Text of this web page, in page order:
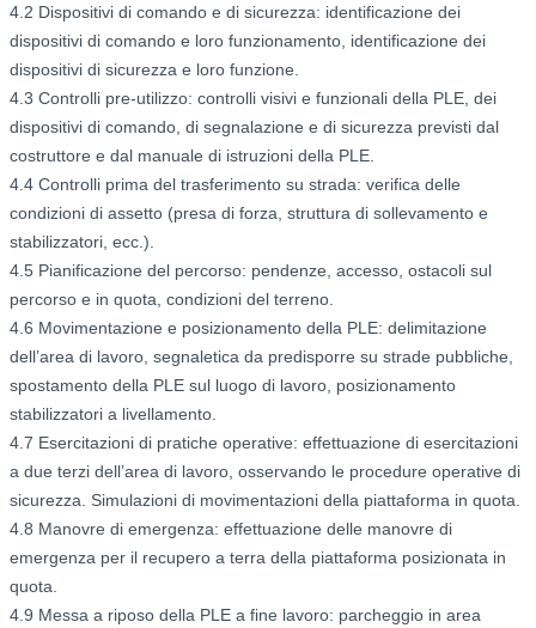
4.2 Dispositivi di comando e di sicurezza: identificazione dei
dispositivi di comando e loro funzionamento, identificazione dei
dispositivi di sicurezza e loro funzione.
4.3 Controlli pre-utilizzo: controlli visivi e funzionali della PLE, dei
dispositivi di comando, di segnalazione e di sicurezza previsti dal
costruttore e dal manuale di istruzioni della PLE.
4.4 Controlli prima del trasferimento su strada: verifica delle
condizioni di assetto (presa di forza, struttura di sollevamento e
stabilizzatori, ecc.).
4.5 Pianificazione del percorso: pendenze, accesso, ostacoli sul
percorso e in quota, condizioni del terreno.
4.6 Movimentazione e posizionamento della PLE: delimitazione
dell’area di lavoro, segnaletica da predisporre su strade pubbliche,
spostamento della PLE sul luogo di lavoro, posizionamento
stabilizzatori a livellamento.
4.7 Esercitazioni di pratiche operative: effettuazione di esercitazioni
a due terzi dell’area di lavoro, osservando le procedure operative di
sicurezza. Simulazioni di movimentazioni della piattaforma in quota.
4.8 Manovre di emergenza: effettuazione delle manovre di
emergenza per il recupero a terra della piattaforma posizionata in
quota.
4.9 Messa a riposo della PLE a fine lavoro: parcheggio in area